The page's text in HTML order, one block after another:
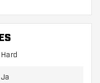
Hard
Ja